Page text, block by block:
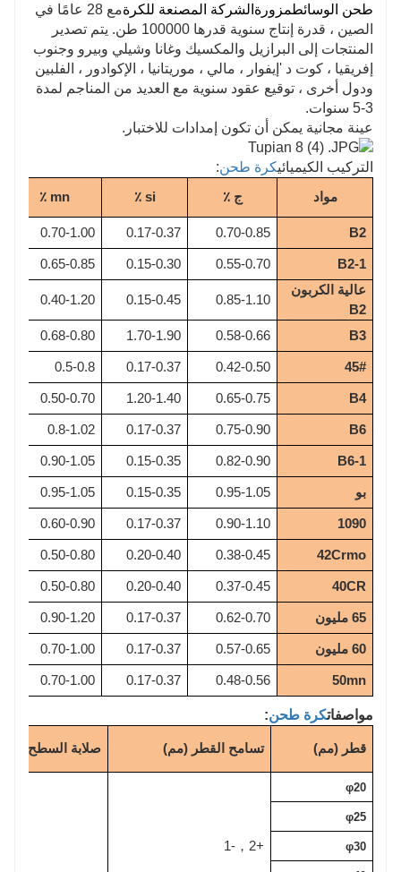
طحن الوسائطمزورة الشركة المصنعة للكرة
مع 28 عامًا في
الصين ، قدرة إنتاج سنوية قدرها 100000 طن. يتم تصدير
المنتجات إلى البرازيل والمكسيك وغانا وشيلي وبيرو وجنوب
إفريقيا ، كوت د 'إيفوار ، مالي ، موريتانيا ، الإكوادور ، الفلبين
ودول أخرى ، توقيع عقود سنوية مع العديد من المناجم لمدة
3-5 سنوات.
عينة مجانية يمكن أن تكون إمدادات للاختبار.
التركيب الكيميائيكرة طحن:
مواد
ج ٪ si ٪ mn ٪
B2
0.70-0.85
0.17-0.37
0.70-1.00
B2-1
0.55-0.70
0.15-0.30
0.65-0.85
عالية الكربون
B2
0.85-1.10
0.15-0.45
0.40-1.20
B3
0.58-0.66
1.70-1.90
0.68-0.80
45#
0.42-0.50
0.17-0.37
0.5-0.8
B4
0.65-0.75
1.20-1.40
0.50-0.70
B6
0.75-0.90
0.17-0.37
0.8-1.02
B6-1
0.82-0.90
0.15-0.35
0.90-1.05
بو 0.95-1.05
0.15-0.35
0.95-1.05
1090
0.90-1.10
0.17-0.37
0.60-0.90
42Crmo
0.38-0.45
0.20-0.40
0.50-0.80
40CR
0.37-0.45
0.20-0.40
0.50-0.80
65 مليون 0.62-0.70
0.17-0.37
0.90-1.20
60 مليون 0.57-0.65
0.17-0.37
0.70-1.00
50mn
0.48-0.56
0.17-0.37
0.70-1.00
مواصفاتكرة طحن:
قطر (مم) تسامح القطر (مم) صلابة السطح (HRC)
φ20
+2
，
-1
φ25
φ30